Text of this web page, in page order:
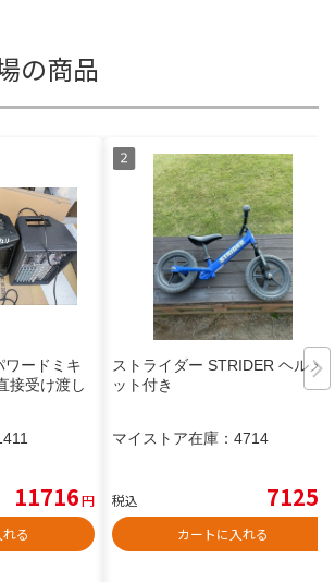
の商品
ワードミキ
接受け渡し
11716円
る
ストライダー STRIDER ヘルメ
ット付き
マイストア在庫： 4714
税込 7125
カートに入れる